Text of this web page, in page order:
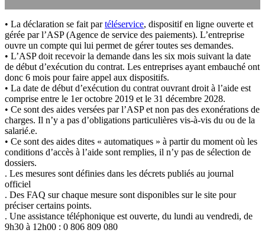
• La déclaration se fait partéléservice, dispositif en ligne ouverte et
gérée par l’ASP (Agence de service des paiements). L’entreprise
ouvre un compte qui lui permet de gérer toutes ses demandes.
• L’ASP doit recevoir la demande dans les six mois suivant la date
de début d’exécution du contrat. Les entreprises ayant embauché ont
donc 6 mois pour faire appel aux dispositifs.
• La date de début d’exécution du contrat ouvrant droit à l’aide est
comprise entre le 1er octobre 2019 et le 31 décembre 2028.
• Ce sont des aides versées par l’ASP et non pas des exonérations de
charges. Il n’y a pas d’obligations particulières vis-à-vis du ou de la
salarié.e.
• Ce sont des aides dites « automatiques » à partir du moment où les
conditions d’accès à l’aide sont remplies, il n’y pas de sélection de
dossiers.
. Les mesures sont définies dans les décrets publiés au journal
officiel
. Des FAQ sur chaque mesure sont disponibles sur le site pour
préciser certains points.
. Une assistance téléphonique est ouverte, du lundi au vendredi, de
9h30 à 12h00 : 0 806 809 080